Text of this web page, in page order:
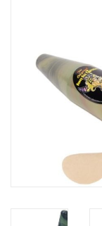
Psychedelic
Rituals & Wierook